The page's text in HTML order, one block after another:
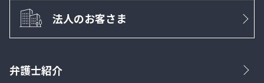
法人のお客さま
弁護士紹介